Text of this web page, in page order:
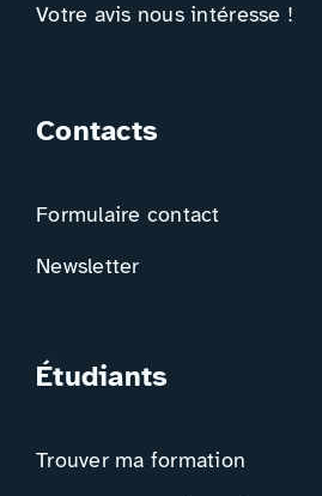
Votre avis nous intéresse !
Contacts
Formulaire contact
Newsletter
Étudiants
Trouver ma formation